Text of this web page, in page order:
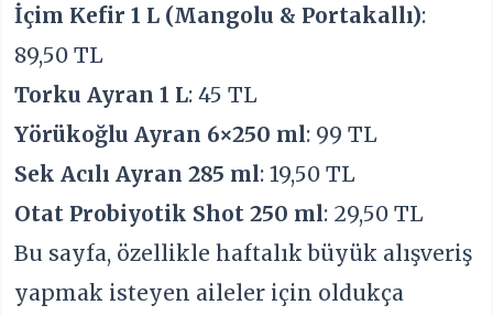
İçim Kefir 1 L (Mangolu & Portakallı):
89,50 TL
Torku Ayran 1 L: 45 TL
Yörükoğlu Ayran 6×250 ml: 99 TL
Sek Acılı Ayran 285 ml: 19,50 TL
Otat Probiyotik Shot 250 ml: 29,50 TL
Bu sayfa, özellikle haftalık büyük alışveriş
yapmak isteyen aileler için oldukça